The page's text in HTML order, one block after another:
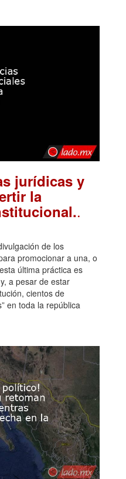
jurídicas y
la
.
de los
promocionar a una, o
última práctica es
a pesar de estar
cientos de
en toda la república